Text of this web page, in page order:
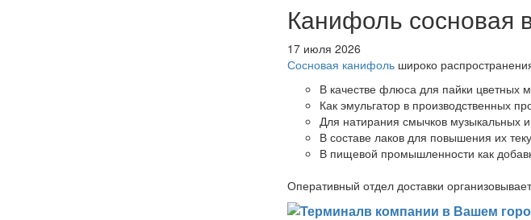
Канифоль сосновая
17 июля 2026
Сосновая канифоль широко
В качестве флюса для пайки цветных
Как эмульгатор в производственных
Для натирания смычков музыкальных
В составе лаков для повышения их
В пищевой промышленности как
Оперативный отдел доставки